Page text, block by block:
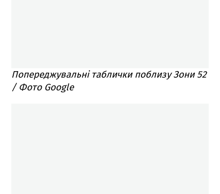
Попереджувальні таблички поблизу Зони 52
/ Фото Google